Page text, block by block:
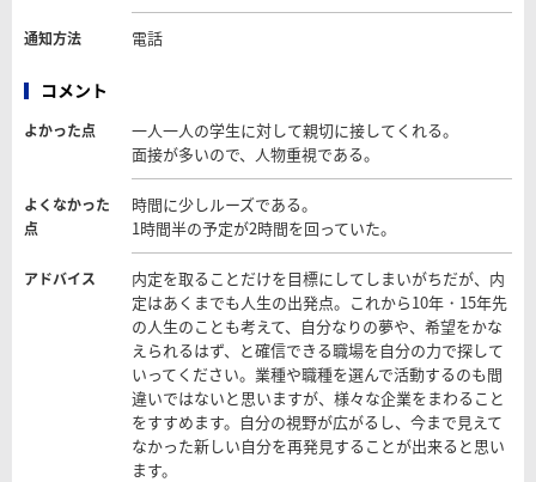
通知方法 電話
コメント
よかった点
一人一人の学生に対して親切に接してくれる。
面接が多いので、人物重視である。
よくなかった
点
時間に少しルーズである。
1時間半の予定が2時間を回っていた。
アドバイス
内定を取ることだけを目標にしてしまいがちだが、内
定はあくまでも人生の出発点。これから10年・15年先
の人生のことも考えて、自分なりの夢や、希望をかな
えられるはず、と確信できる職場を自分の力で探して
いってください。業種や職種を選んで活動するのも間
違いではないと思いますが、様々な企業をまわること
をすすめます。自分の視野が広がるし、今まで見えて
なかった新しい自分を再発見することが出来ると思い
ます。